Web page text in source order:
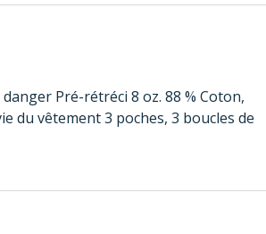
Pré-rétréci 8 oz. 88 % Coton,
du vêtement 3 poches, 3 boucles de